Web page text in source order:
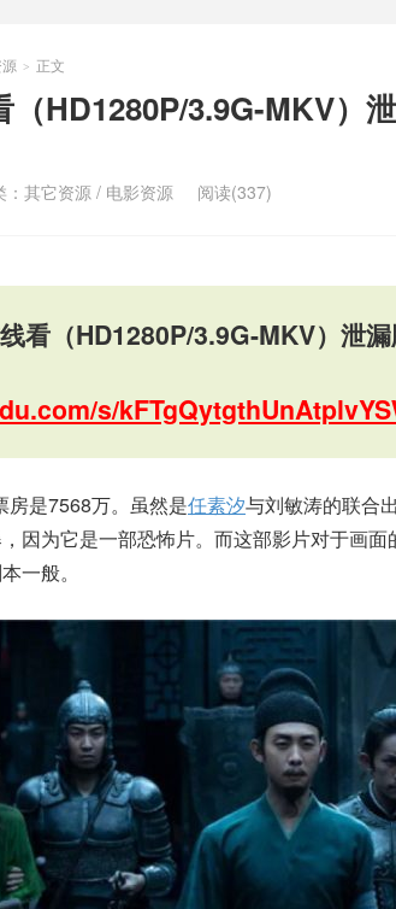
> 正文
HD1280P/3.9G-MKV）
其它资源 / 电影资源 阅读(337)
看（HD1280P/3.9G-MKV）泄
s/
房是7568万。虽然是任素汐与刘敏涛的联合
因为它是一部恐怖片。而这部影片对于画
一般。